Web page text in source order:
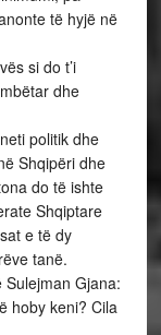
të hyjë në
si do t’i
dhe
politik dhe
Shqipëri dhe
do të ishte
Shqiptare
e të dy
tanë.
Gjana:
hoby keni? Cila